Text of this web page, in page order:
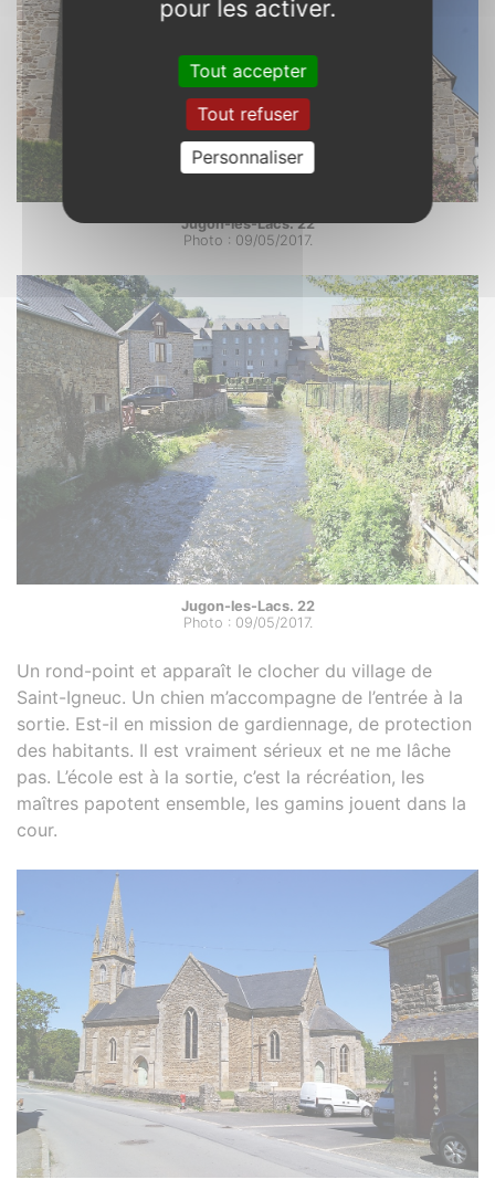
Jugon-les-Lacs. 22
Photo : 09/05/2017.
Jugon-les-Lacs. 22
Photo : 09/05/2017.
Un rond-point et apparaît le clocher du village de
Saint-Igneuc. Un chien m’accompagne de l’entrée à la
sortie. Est-il en mission de gardiennage, de protection
des habitants. Il est vraiment sérieux et ne me lâche
pas. L’école est à la sortie, c’est la récréation, les
maîtres papotent ensemble, les gamins jouent dans la
cour.
pour les activer.
Tout accepter
Tout refuser
Personnaliser